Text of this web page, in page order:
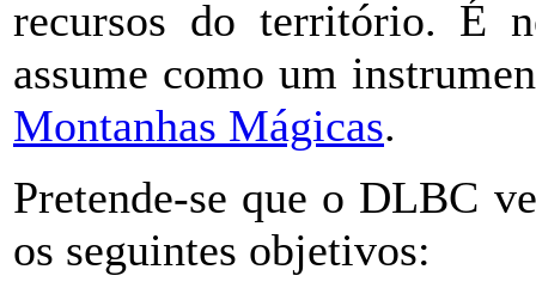
recursos do território. É
assume como um
Montanhas Mágicas.
Pretende-se que o DLBC
os seguintes objetivos: